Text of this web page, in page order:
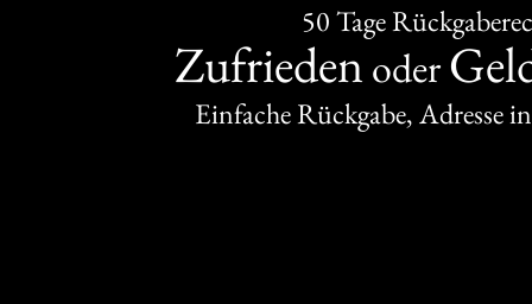
50 Tage
Zufrieden oder
Einfache Rückgabe, Adresse